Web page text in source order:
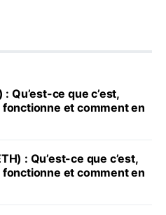
: Qu’est-ce que c’est,
et comment en
: Qu’est-ce que c’est,
et comment en